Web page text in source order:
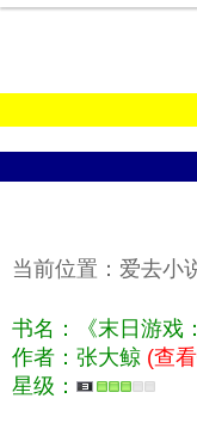
当前位置： 爱去小
书名：《末日游戏
作者：张大鲸 (查
星级：